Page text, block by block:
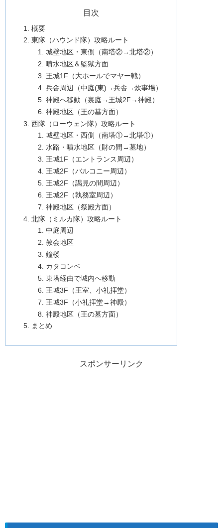
目次
概要
東隊（ハウンド隊）攻略ルート
城壁地区・東側（南塔②→北塔②）
噴水地区＆監獄方面
王城1F（大ホールでマヤー戦）
兵舎周辺（中庭(東)→兵舎→炊事場）
神殿へ移動（裏庭→王城2F→神殿）
神殿地区（王の墓方面）
西隊（ローウェン隊）攻略ルート
城壁地区・西側（南塔①→北塔①）
水路・噴水地区（財の間→墓地）
王城1F（エントランス周辺）
王城2F（バルコニー周辺）
王城2F（謁見の間周辺）
王城2F（執務室周辺）
神殿地区（祭殿方面）
北隊（ミルカ隊）攻略ルート
中庭周辺
教会地区
鐘楼
カタコンベ
東塔経由で城内へ移動
王城3F（王室、小礼拝堂）
王城3F（小礼拝堂→神殿）
神殿地区（王の墓方面）
まとめ
スポンサーリンク